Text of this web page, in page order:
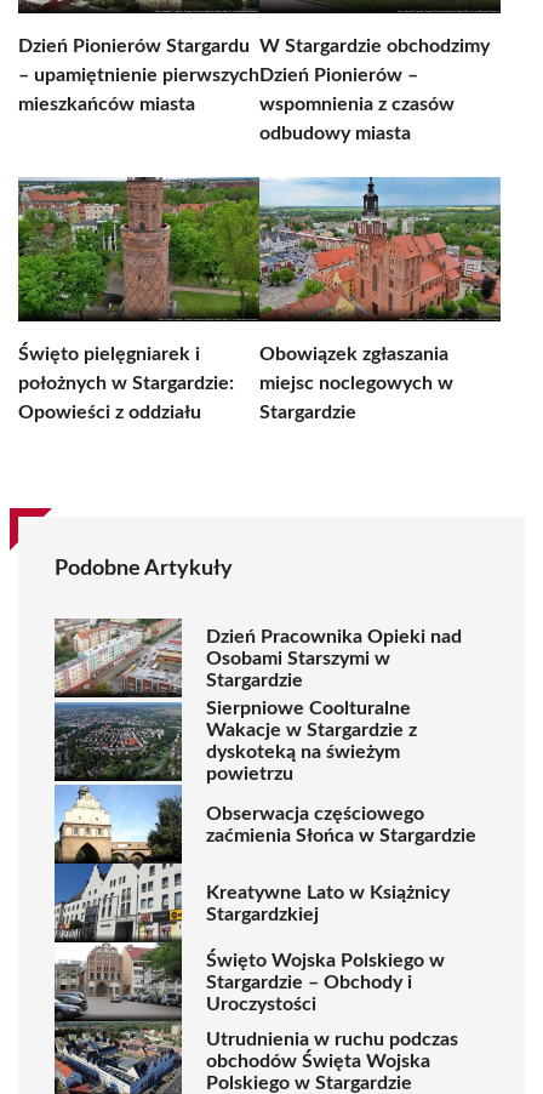
Dzień Pionierów Stargardu
– upamiętnienie pierwszych
mieszkańców miasta
W Stargardzie obchodzimy
Dzień Pionierów –
wspomnienia z czasów
odbudowy miasta
Święto pielęgniarek i
położnych w Stargardzie:
Opowieści z oddziału
Obowiązek zgłaszania
miejsc noclegowych w
Stargardzie
Podobne Artykuły
Dzień Pracownika Opieki nad
Osobami Starszymi w
Stargardzie
Sierpniowe Coolturalne
Wakacje w Stargardzie z
dyskoteką na świeżym
powietrzu
Obserwacja częściowego
zaćmienia Słońca w Stargardzie
Kreatywne Lato w Książnicy
Stargardzkiej
Święto Wojska Polskiego w
Stargardzie – Obchody i
Uroczystości
Utrudnienia w ruchu podczas
obchodów Święta Wojska
Polskiego w Stargardzie